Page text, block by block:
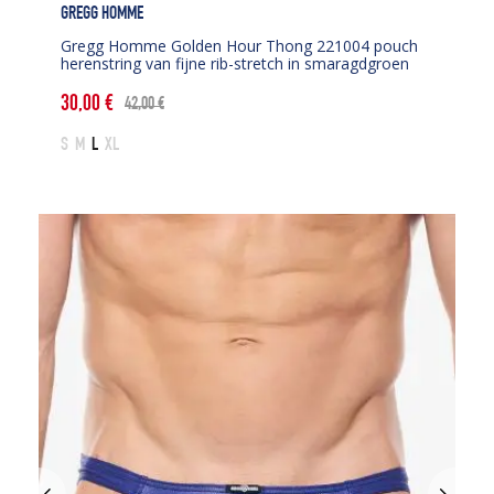
GREGG HOMME
Gregg Homme Golden Hour Thong 221004 pouch
herenstring van fijne rib-stretch in smaragdgroen
42,00€
Oorspronkelijke
prijs
30,00€
Huidige
prijs
S M L XL